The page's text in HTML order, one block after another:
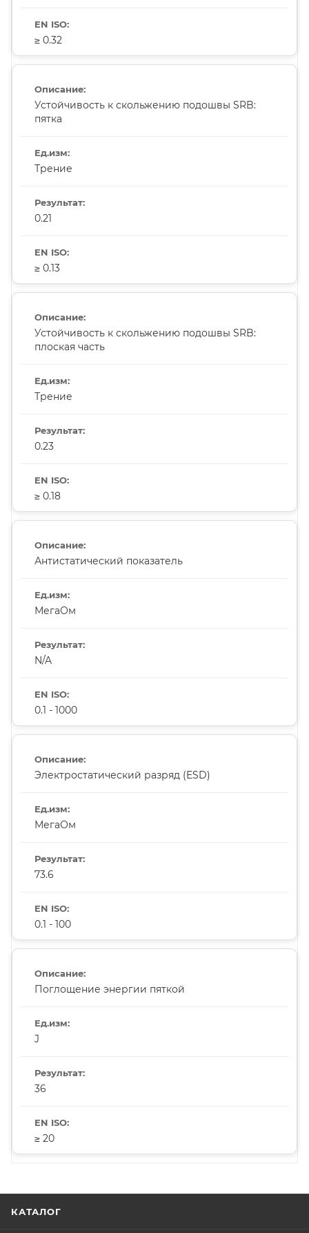
≥ 0.32
Устойчивость к скольжению подошвы SRB:
пятка
Трение
0.21
≥ 0.13
Устойчивость к скольжению подошвы SRB:
плоская часть
Трение
0.23
≥ 0.18
Антистатический показатель
МегаОм
N/A
0.1 - 1000
Электростатический разряд (ESD)
МегаОм
73.6
0.1 - 100
Поглощение энергии пяткой
J
36
≥ 20
КАТАЛОГ